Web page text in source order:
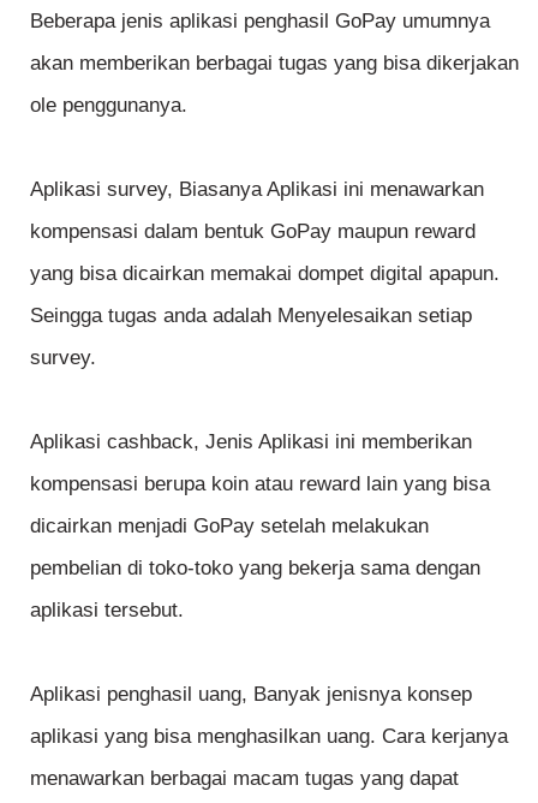
Beberapa jenis aplikasi penghasil GoPay umumnya
akan memberikan berbagai tugas yang bisa dikerjakan
ole penggunanya.
Aplikasi survey, Biasanya Aplikasi ini menawarkan
kompensasi dalam bentuk GoPay maupun reward
yang bisa dicairkan memakai dompet digital apapun.
Seingga tugas anda adalah Menyelesaikan setiap
survey.
Aplikasi cashback, Jenis Aplikasi ini memberikan
kompensasi berupa koin atau reward lain yang bisa
dicairkan menjadi GoPay setelah melakukan
pembelian di toko-toko yang bekerja sama dengan
aplikasi tersebut.
Aplikasi penghasil uang, Banyak jenisnya konsep
aplikasi yang bisa menghasilkan uang. Cara kerjanya
menawarkan berbagai macam tugas yang dapat